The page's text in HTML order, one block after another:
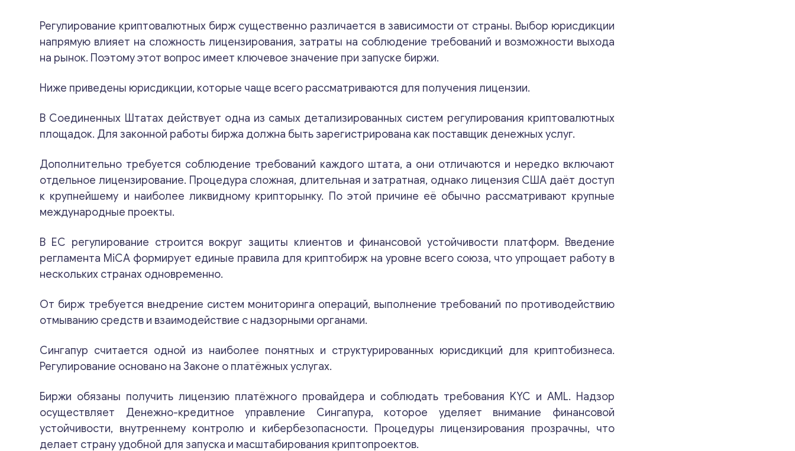
Регулирование криптовалютных бирж существенно различается в зависимости от страны. Выбор юрисдикции
напрямую влияет на сложность лицензирования, затраты на соблюдение требований и возможности выхода
на рынок. Поэтому этот вопрос имеет ключевое значение при запуске биржи.
Ниже приведены юрисдикции, которые чаще всего рассматриваются для получения лицензии.
В Соединенных Штатах действует одна из самых детализированных систем регулирования криптовалютных
площадок. Для законной работы биржа должна быть зарегистрирована как поставщик денежных услуг.
Дополнительно требуется соблюдение требований каждого штата, а они отличаются и нередко включают
отдельное лицензирование. Процедура сложная, длительная и затратная, однако лицензия США даёт доступ
к крупнейшему и наиболее ликвидному крипторынку. По этой причине её обычно рассматривают крупные
международные проекты.
В ЕС регулирование строится вокруг защиты клиентов и финансовой устойчивости платформ. Введение
регламента MiCA формирует единые правила для криптобирж на уровне всего союза, что упрощает работу в
нескольких странах одновременно.
От бирж требуется внедрение систем мониторинга операций, выполнение требований по противодействию
отмыванию средств и взаимодействие с надзорными органами.
Сингапур считается одной из наиболее понятных и структурированных юрисдикций для криптобизнеса.
Регулирование основано на Законе о платёжных услугах.
Биржи обязаны получить лицензию платёжного провайдера и соблюдать требования KYC и AML. Надзор
осуществляет Денежно-кредитное управление Сингапура, которое уделяет внимание финансовой
устойчивости, внутреннему контролю и кибербезопасности. Процедуры лицензирования прозрачны, что
делает страну удобной для запуска и масштабирования криптопроектов.